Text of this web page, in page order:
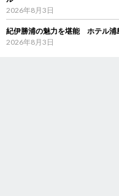
2026年8月3日
紀伊勝浦の魅力を堪能 ホテル浦
2026年8月3日